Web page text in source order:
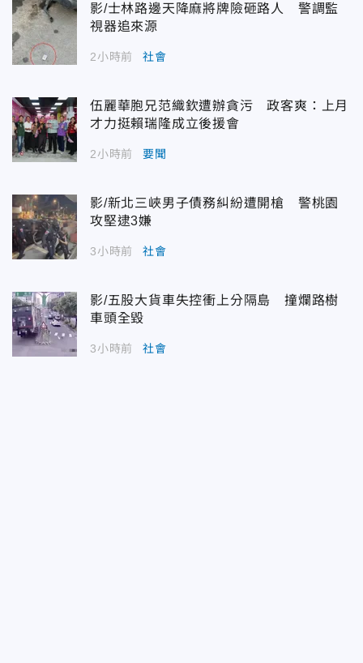
影/士林路邊天降麻將牌險砸路人 警調監
視器追來源
2小時前 社會
伍麗華胞兄范織欽遭辦貪污 政客爽：上月
才力挺賴瑞隆成立後援會
2小時前 要聞
影/新北三峽男子債務糾紛遭開槍 警桃園
攻堅逮3嫌
3小時前 社會
影/五股大貨車失控衝上分隔島 撞爛路樹
車頭全毀
3小時前 社會